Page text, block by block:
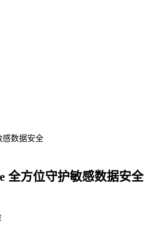
感数据安全
全方位守护敏感数据安全